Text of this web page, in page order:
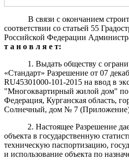
В связи с окончанием
соответствии со статьей 55
Российской Федерации
т а н о в л я е т:
1. Выдать обществу с
«Стандарт» Разрешение от 07
RU45301000-101-2015 на ввод в
"Многоквартирный жилой дом" по
Федерация, Курганская область,
Солнечный, дом № 7
2. Настоящее Разрешение
объекта в государственную
техническую паспортизацию,
и использование объекта по